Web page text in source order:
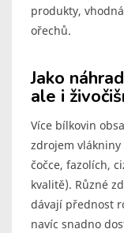
produkty,
ořechů.
Jako
ale i
Více bílkovin
zdrojem vlákniny
čočce, fazolích,
kvalitě). Různé
dávají přednost
navíc snadno